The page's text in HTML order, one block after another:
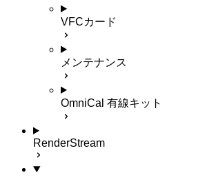
VFCカード
メンテナンス
OmniCal 有線キット
RenderStream